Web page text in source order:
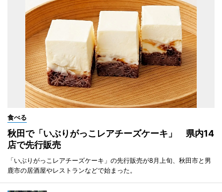
食べる
秋田で「いぶりがっこレアチーズケーキ」 県内14
店で先行販売
「いぶりがっこレアチーズケーキ」の先行販売が8月上旬、秋田市と男
鹿市の居酒屋やレストランなどで始まった。